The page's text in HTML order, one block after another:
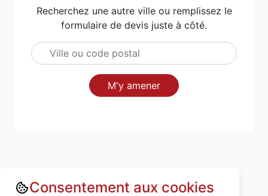
Recherchez une autre ville ou remplissez le
formulaire de devis juste à côté.
M'y amener
Consentement aux cookies